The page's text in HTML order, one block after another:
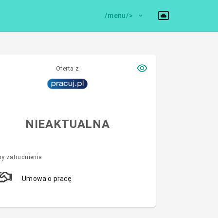
/menu/>
Oferta z
NIEAKTUALNA
zatrudnienia
Umowa o pracę